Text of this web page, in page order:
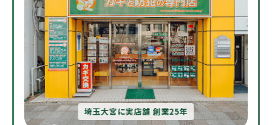
埼玉大宮に実店舗 創業25年